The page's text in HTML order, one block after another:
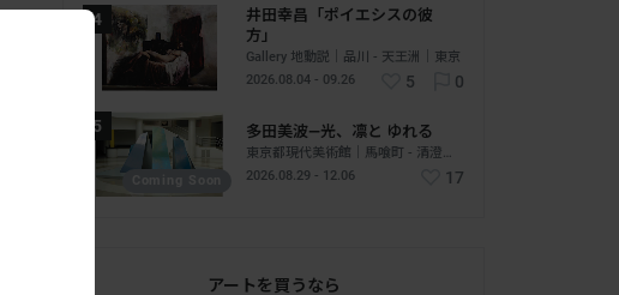
井田幸昌「ポイエシスの彼
方」
Gallery 地動説｜品川 - 天王洲｜東京
2026.08.04 - 09.26
5 0
多田美波―光、凛と ゆれる
東京都現代美術館｜馬喰町 - 清澄白河｜東京
2026.08.29 - 12.06
17
アートを買うなら